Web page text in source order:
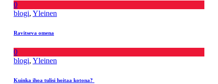
0
blogi, Yleinen
Ravitseva omena
0
blogi, Yleinen
Kuinka ihoa tulisi hoitaa kotona?